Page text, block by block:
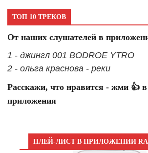
ТОП 10 ТРЕКОВ
От наших слушателей в
1 - джингл 001 BODROE YTRO
2 - ольга краснова - реки
Расскажи, что нравится - жми 👍 в
приложения
ПЛЕЙ-ЛИСТ В ПРИЛОЖЕНИИ